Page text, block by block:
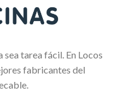
tarea fácil. En Locos
fabricantes del